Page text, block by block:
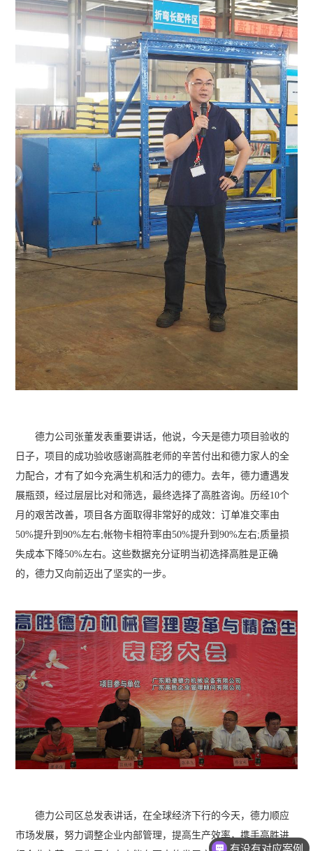
德力公司张董发表重要讲话，他说，今天是德力项目验收的
日子，项目的成功验收感谢高胜老师的辛苦付出和德力家人的全
力配合，才有了如今充满生机和活力的德力。去年，德力遭遇发
展瓶颈，经过层层比对和筛选，最终选择了高胜咨询。历经10个
月的艰苦改善，项目各方面取得非常好的成效：订单准交率由
50%提升到90%左右;帐物卡相符率由50%提升到90%左右;质量损
失成本下降50%左右。这些数据充分证明当初选择高胜是正确
的，德力又向前迈出了坚实的一步。
德力公司区总发表讲话，在全球经济下行的今天，德力顺应
市场发展，努力调整企业内部管理，提高生产效率，携手高胜进
有没有对应案例